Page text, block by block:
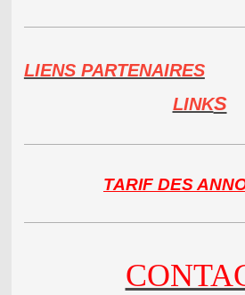
LIENS PARTENAIRES
LINKS
TARIF DES